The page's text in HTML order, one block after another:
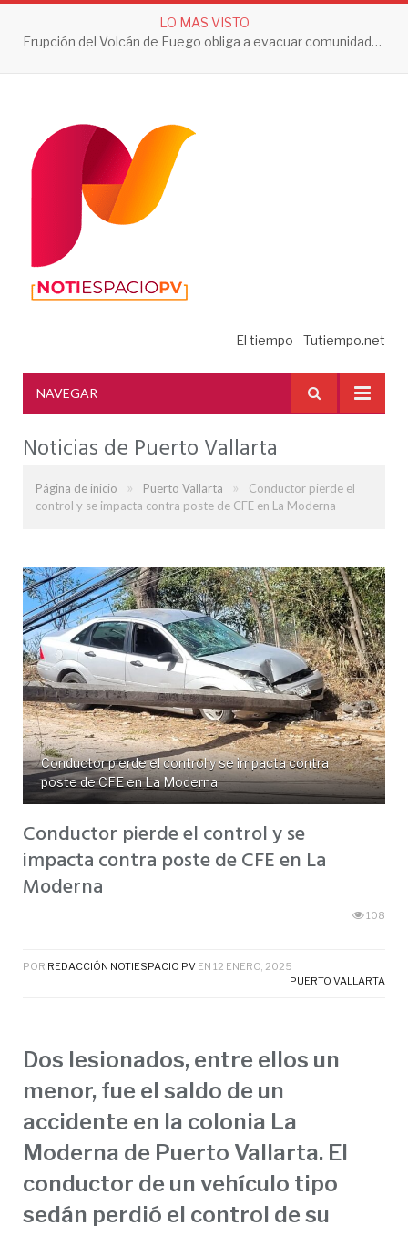
LO MAS VISTO
Erupción del Volcán de Fuego obliga a evacuar comunidades y mantiene en alerta a Guatemala
El tiempo - Tutiempo.net
NAVEGAR
Noticias de Puerto Vallarta
Página de inicio » Puerto Vallarta »
Conductor pierde el
control y se impacta contra poste de CFE en La Moderna
Conductor pierde el control y se impacta contra
poste de CFE en La Moderna
Conductor pierde el control y se
impacta contra poste de CFE en La
Moderna
108
POR REDACCIÓN NOTIESPACIO PV EN 12 ENERO, 2025
PUERTO VALLARTA
Dos lesionados, entre ellos un
menor, fue el saldo de un
accidente en la colonia La
Moderna de Puerto Vallarta. El
conductor de un vehículo tipo
sedán perdió el control de su